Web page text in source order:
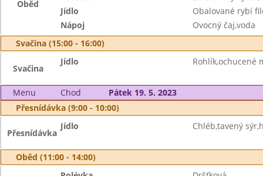
Oběd
Jídlo
Obalované rybí
Nápoj
Ovocný čaj,voda
Svačina (15:00 - 16:00)
Svačina
Jídlo Rohlík,ochucené
Menu Chod
Pátek 19. 5. 2023
Přesnídávka (9:00 - 10:00)
Přesnídávka
Jídlo Chléb,tavený
Oběd (11:00 - 14:00)